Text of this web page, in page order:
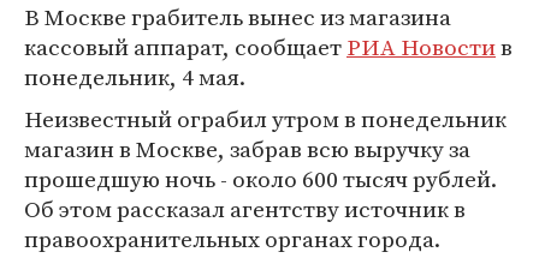
В Москве грабитель вынес из магазина
кассовый аппарат, сообщаетРИА Новостив
понедельник, 4 мая.
Неизвестный ограбил утром в понедельник
магазин в Москве, забрав всю выручку за
прошедшую ночь - около 600 тысяч рублей.
Об этом рассказал агентству источник в
правоохранительных органах города.